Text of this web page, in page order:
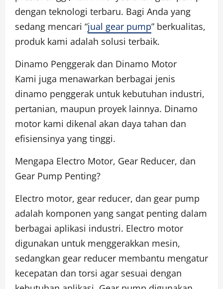
dengan teknologi terbaru. Bagi Anda yang
sedang mencari “jual gear pump” berkualitas,
produk kami adalah solusi terbaik.
Dinamo Penggerak dan Dinamo Motor
Kami juga menawarkan berbagai jenis
dinamo penggerak untuk kebutuhan industri,
pertanian, maupun proyek lainnya. Dinamo
motor kami dikenal akan daya tahan dan
efisiensinya yang tinggi.
Mengapa Electro Motor, Gear Reducer, dan
Gear Pump Penting?
Electro motor, gear reducer, dan gear pump
adalah komponen yang sangat penting dalam
berbagai aplikasi industri. Electro motor
digunakan untuk menggerakkan mesin,
sedangkan gear reducer membantu mengatur
kecepatan dan torsi agar sesuai dengan